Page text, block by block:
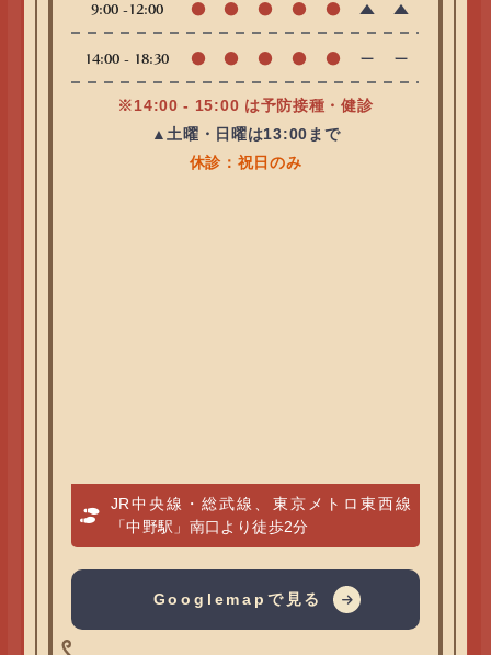
9:00 -12:00 ● ● ● ● ● ▲ ▲
14:00 - 18:30 ● ● ● ● ● ー ー
※14:00 - 15:00 は予防接種・健診
▲土曜・日曜は13:00まで
休診：祝日のみ
JR中央線・総武線、東京メトロ東西線
「中野駅」南口より徒歩2分
Googlemapで見る